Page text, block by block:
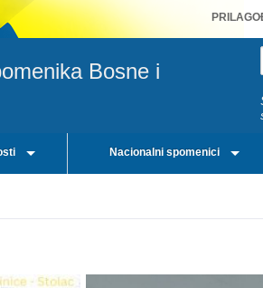
Bosne i
Nacionalni spomenici